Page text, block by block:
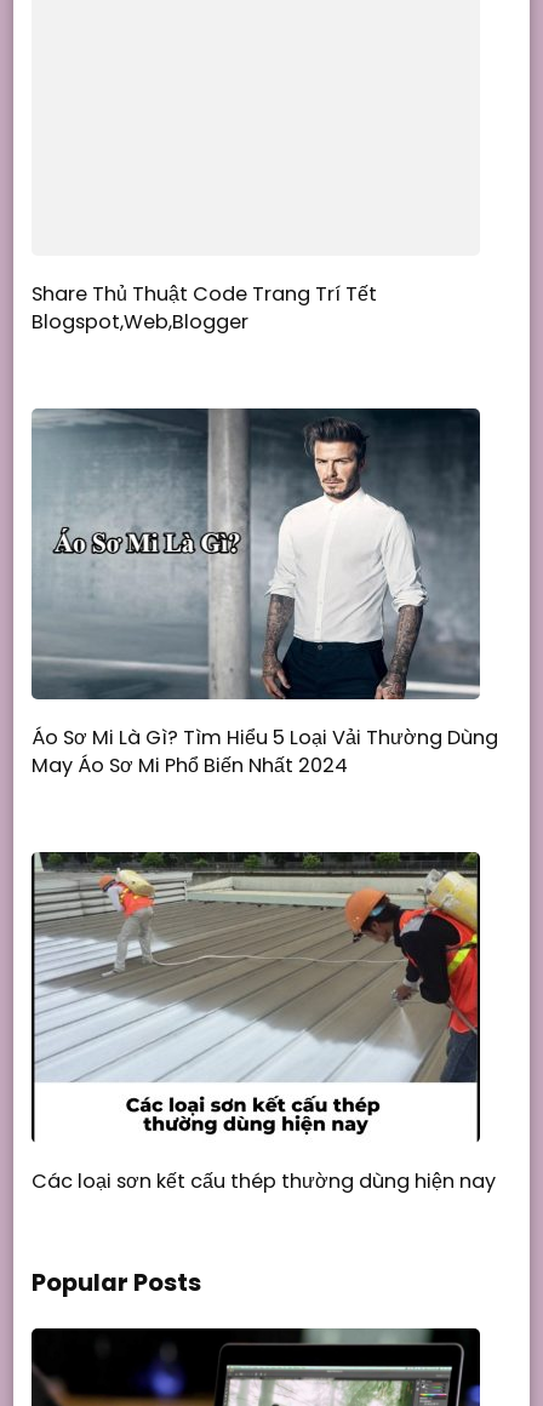
Share Thủ Thuật Code Trang Trí Tết
Blogspot,Web,Blogger
Áo Sơ Mi Là Gì? Tìm Hiểu 5 Loại Vải Thường Dùng
May Áo Sơ Mi Phổ Biến Nhất 2024
Các loại sơn kết cấu thép thường dùng hiện nay
Popular Posts